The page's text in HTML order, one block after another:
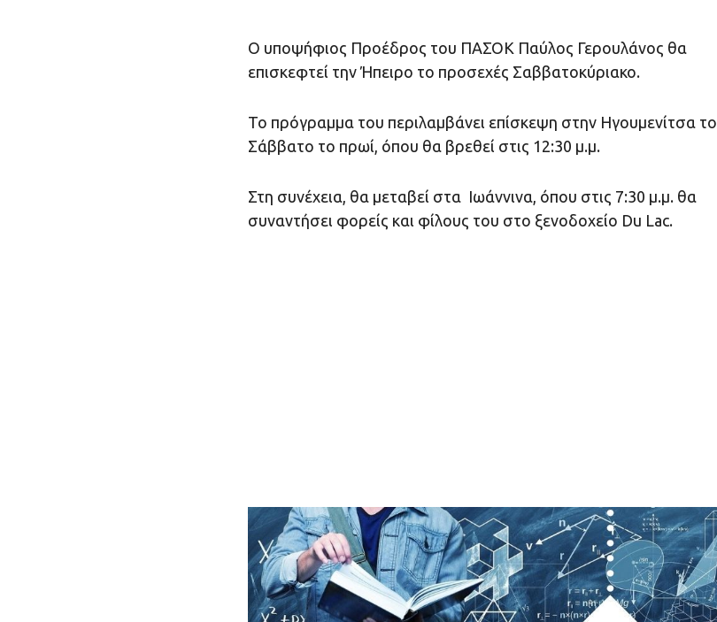
Ο υποψήφιος Προέδρος του ΠΑΣΟΚ Παύλος Γερουλάνος θα
επισκεφτεί την Ήπειρο το προσεχές Σαββατοκύριακο.
Το πρόγραμμα του περιλαμβάνει επίσκεψη στην Ηγουμενίτσα το
Σάββατο το πρωί, όπου θα βρεθεί στις 12:30 μ.μ.
Στη συνέχεια, θα μεταβεί στα Ιωάννινα, όπου στις 7:30 μ.μ. θα
συναντήσει φορείς και φίλους του στο ξενοδοχείο Du Lac.